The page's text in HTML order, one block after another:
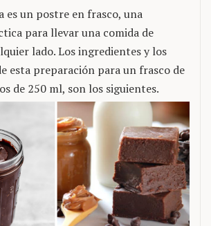
es un postre en frasco, una
para llevar una comida de
lado. Los ingredientes y los
esta preparación para un frasco de
de 250 ml, son los siguientes.